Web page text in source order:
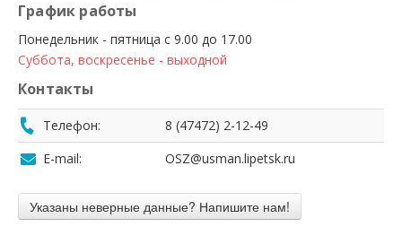
График работы
Понедельник - пятница с 9.00 до 17.00
Суббота, воскресенье - выходной
Контакты
Телефон:
8 (47472) 2-12-49
E-mail:
OSZ@usman.lipetsk.ru